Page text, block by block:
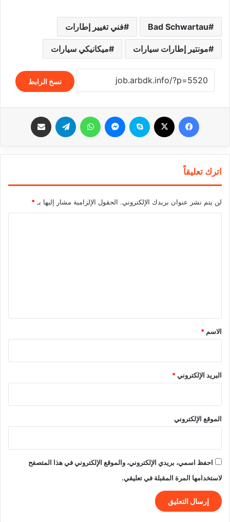
Bad Schwartau فني تغيير إطارات
مونتير إطارات سيارات ميكانيكي سيارات
نسخ الرابط
اترك تعليقاً
لن يتم نشر عنوان بريدك الإلكتروني. الحقول الإلزامية مشار إليها بـ*
*
الاسم *
البريد الإلكتروني*
الموقع الإلكتروني
احفظ اسمي، بريدي الإلكتروني، والموقع الإلكتروني في هذا المتصفح
لاستخدامها المرة المقبلة في تعليقي.